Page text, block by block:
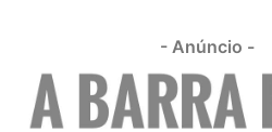
- Anúncio -